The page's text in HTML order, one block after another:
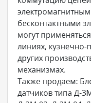
бесконтактными
могут
линиях,
других
механизмах.
Также продаем:
датчиков типа Д-